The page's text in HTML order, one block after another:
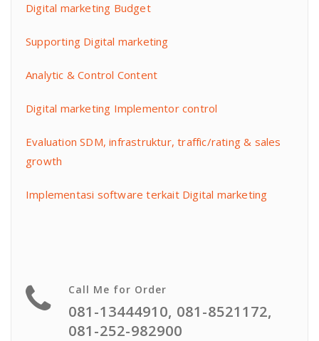
Digital marketing Budget
Supporting Digital marketing
Analytic & Control Content
Digital marketing Implementor control
Evaluation SDM, infrastruktur, traffic/rating & sales
growth
Implementasi software terkait Digital marketing
Call Me for Order
081-13444910, 081-8521172,
081-252-982900